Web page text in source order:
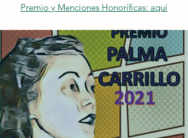
Premio y Menciones Honoríficas: aquí